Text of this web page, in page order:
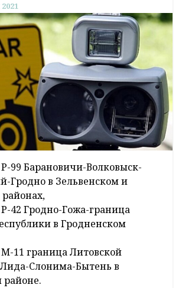
Р-99 Барановичи-Волковыск-
Гродно в Зельвенском и
Р-42 Гродно-Гожа-граница
в Гродненском
М-11 граница Литовской
Слонима-Бытень в
районе.